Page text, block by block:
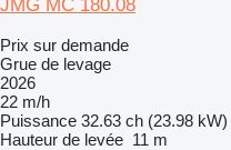
JMG MC 180.08
Prix sur demande
Grue de levage
2026
22 m/h
Puissance 32.63 ch (23.98 kW)
Hauteur de levée 11 m